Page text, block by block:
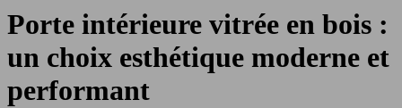
Porte intérieure vitrée en bois :
un choix esthétique moderne et
performant